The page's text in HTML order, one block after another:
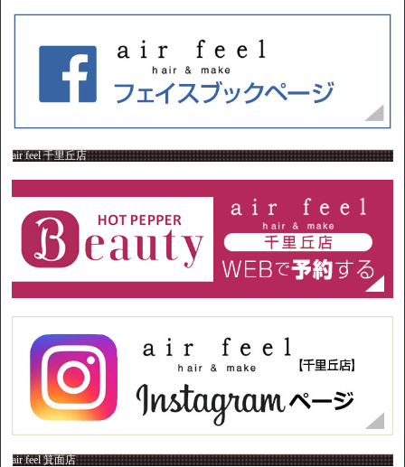
air feel 千里丘店
air feel 箕面店